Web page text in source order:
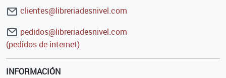
clientes@libreriadesnivel.com
pedidos@libreriadesnivel.com
(pedidos de internet)
INFORMACIÓN